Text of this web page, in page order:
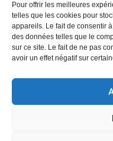
Pour offrir les meilleures
telles que les cookies pour
appareils. Le fait de consentir
des données telles que le
sur ce site. Le fait de ne pas
avoir un effet négatif sur
Lundi :8h30 – 12h
Mardi :8h30 – 12h /
Mercredi :8h30 -
Jeudi : 8h30 – 12h /
13h30 –
Samedi :9h00 – 12h
(Permanence État-